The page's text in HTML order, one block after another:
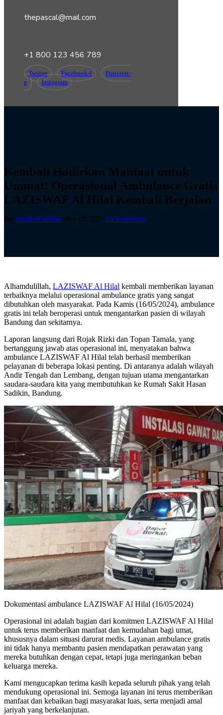
thepascal@mail.com
+1 800 123 456 789
Twitter Facebook-f
Pinterest-
p
Instagram
Kembali Hadirkan Manfaat untuk
Ummat! Operasional Ambulance Gratis
LAZISWAF Al Hilal Kembali Berjalan
By supriadi alhilalMay 18, 20240 Comments
Alhamdulillah, LAZISWAF Al Hilal kembali memberikan layanan
terbaiknya melalui operasional ambulance gratis yang sangat
dibutuhkan oleh masyarakat. Pada Kamis (16/05/2024), ambulance
gratis ini telah beroperasi untuk mengantarkan pasien di wilayah
Bandung dan sekitarnya.
Laporan langsung dari Rojak Rizki dan Topan Tamala, yang
bertanggung jawab atas operasional ini, menyatakan bahwa
ambulance LAZISWAF Al Hilal telah berhasil memberikan
pelayanan di beberapa lokasi penting. Di antaranya adalah wilayah
Andir Tengah dan Lembang, dengan tujuan utama mengantarkan
saudara-saudara kita yang membutuhkan ke Rumah Sakit Hasan
Sadikin, Bandung.
Dokumentasi ambulance LAZISWAF Al Hilal (16/05/2024)
Operasional ini adalah bagian dari komitmen LAZISWAF Al Hilal
untuk terus memberikan manfaat dan kemudahan bagi umat,
khususnya dalam situasi darurat medis. Layanan ambulance gratis
ini tidak hanya membantu pasien mendapatkan perawatan yang
mereka butuhkan dengan cepat, tetapi juga meringankan beban
keluarga mereka.
Kami mengucapkan terima kasih kepada seluruh pihak yang telah
mendukung operasional ini. Semoga layanan ini terus memberikan
manfaat dan kebaikan bagi masyarakat luas, serta menjadi amal
jariyah yang berkelanjutan.